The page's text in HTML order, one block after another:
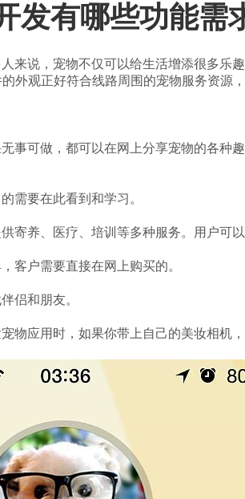
发有哪些功能需
来说，宠物不仅可以给生活增添很多乐
外观正好符合线路周围的宠物服务资源
事可做，都可以在网上分享宠物的各种
需要在此看到和学习。
寄养、医疗、培训等多种服务。用户可
客户需要直接在网上购买的。
侣和朋友。
物应用时，如果你带上自己的美妆相机